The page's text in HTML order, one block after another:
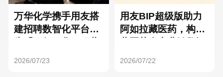
万华化学携手用友搭
建招聘数智化平台，
2026/07/23
用友BIP超级版助力
阿如拉藏医药，构建
2026/07/22